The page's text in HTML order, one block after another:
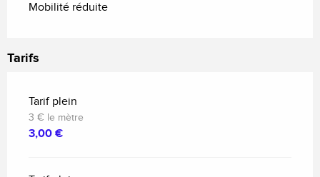
Mobilité réduite
Tarifs
Tarif plein
3 € le mètre
3,00 €